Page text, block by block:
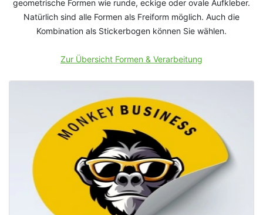
geometrische Formen wie runde, eckige oder ovale Aufkleber.
Natürlich sind alle Formen als Freiform möglich. Auch die
Kombination als Stickerbogen können Sie wählen.
Zur Übersicht Formen & Verarbeitung